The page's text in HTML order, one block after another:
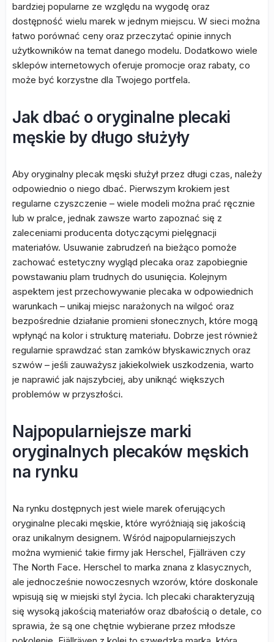
bardziej popularne ze względu na wygodę oraz
dostępność wielu marek w jednym miejscu. W sieci można
łatwo porównać ceny oraz przeczytać opinie innych
użytkowników na temat danego modelu. Dodatkowo wiele
sklepów internetowych oferuje promocje oraz rabaty, co
może być korzystne dla Twojego portfela.
Jak dbać o oryginalne plecaki
męskie by długo służyły
Aby oryginalny plecak męski służył przez długi czas, należy
odpowiednio o niego dbać. Pierwszym krokiem jest
regularne czyszczenie – wiele modeli można prać ręcznie
lub w pralce, jednak zawsze warto zapoznać się z
zaleceniami producenta dotyczącymi pielęgnacji
materiałów. Usuwanie zabrudzeń na bieżąco pomoże
zachować estetyczny wygląd plecaka oraz zapobiegnie
powstawaniu plam trudnych do usunięcia. Kolejnym
aspektem jest przechowywanie plecaka w odpowiednich
warunkach – unikaj miejsc narażonych na wilgoć oraz
bezpośrednie działanie promieni słonecznych, które mogą
wpłynąć na kolor i strukturę materiału. Dobrze jest również
regularnie sprawdzać stan zamków błyskawicznych oraz
szwów – jeśli zauważysz jakiekolwiek uszkodzenia, warto
je naprawić jak najszybciej, aby uniknąć większych
problemów w przyszłości.
Najpopularniejsze marki
oryginalnych plecaków męskich
na rynku
Na rynku dostępnych jest wiele marek oferujących
oryginalne plecaki męskie, które wyróżniają się jakością
oraz unikalnym designem. Wśród najpopularniejszych
można wymienić takie firmy jak Herschel, Fjällräven czy
The North Face. Herschel to marka znana z klasycznych,
ale jednocześnie nowoczesnych wzorów, które doskonale
wpisują się w miejski styl życia. Ich plecaki charakteryzują
się wysoką jakością materiałów oraz dbałością o detale, co
sprawia, że są one chętnie wybierane przez młodsze